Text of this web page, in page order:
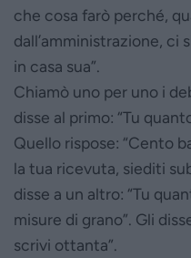
che cosa farò perché,
dall’amministrazione, ci
in casa sua”.
Chiamò uno per uno i
disse al primo: “Tu
Quello rispose: “Cento
la tua ricevuta, siediti
disse a un altro: “Tu
misure di grano”. Gli
scrivi ottanta”.